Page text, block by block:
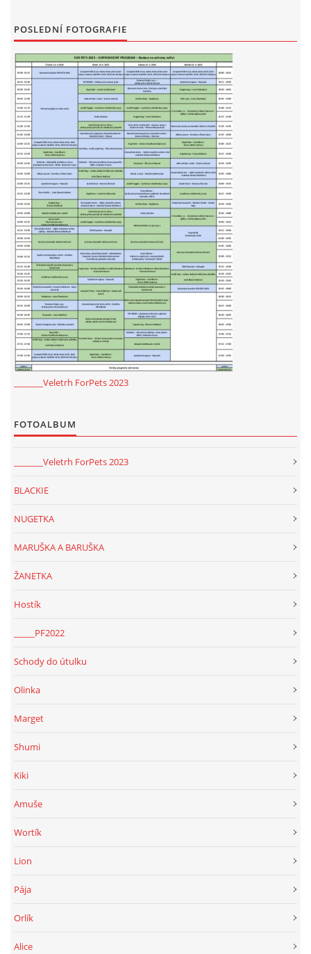
POSLEDNÍ FOTOGRAFIE
_______Veletrh ForPets 2023
FOTOALBUM
_______Veletrh ForPets 2023
BLACKIE
NUGETKA
MARUŠKA A BARUŠKA
ŽANETKA
Hostík
_____PF2022
Schody do útulku
Olinka
Marget
Shumi
Kiki
Amuše
Wortík
Lion
Pája
Orlík
Alice